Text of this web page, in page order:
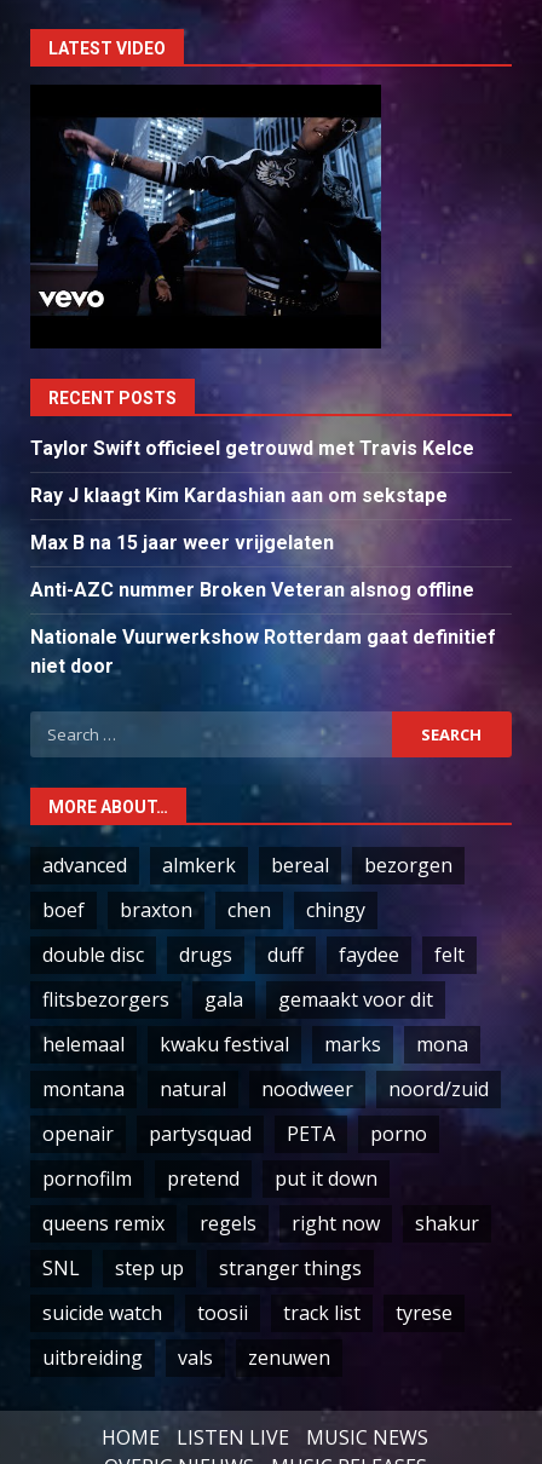
LATEST VIDEO
RECENT POSTS
Taylor Swift officieel getrouwd met Travis Kelce
Ray J klaagt Kim Kardashian aan om sekstape
Max B na 15 jaar weer vrijgelaten
Anti-AZC nummer Broken Veteran alsnog offline
Nationale Vuurwerkshow Rotterdam gaat definitief
niet door
Search
for:
MORE ABOUT…
advanced almkerk bereal
bezorgen
boef
braxton chen
chingy
double disc
drugs duff faydee
felt
flitsbezorgers
gala
gemaakt voor dit
helemaal
kwaku festival marks
mona
montana
natural noodweer
noord/zuid
openair
partysquad PETA
porno
pornofilm
pretend
put it down
queens remix
regels right now
shakur
SNL
step up
stranger things
suicide watch
toosii track list
tyrese
uitbreiding
vals zenuwen
HOME LISTEN LIVE
MUSIC NEWS